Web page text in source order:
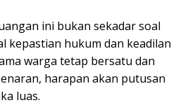
ini bukan sekadar soal
kepastian hukum dan keadilan
warga tetap bersatu dan
harapan akan putusan
luas.